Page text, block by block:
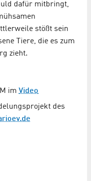
dafür mitbringt,
stößt sein
Tiere, die es zum
zieht.
im Video
des